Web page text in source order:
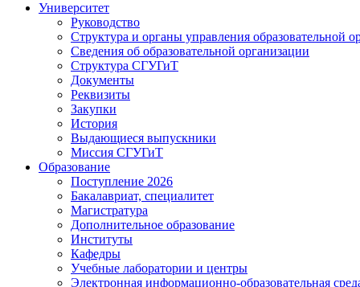
Университет
Руководство
Структура и органы управления образовательной
Сведения об образовательной организации
Структура СГУГиТ
Документы
Реквизиты
Закупки
История
Выдающиеся выпускники
Миссия СГУГиТ
Образование
Поступление 2026
Бакалавриат, специалитет
Магистратура
Дополнительное образование
Институты
Кафедры
Учебные лаборатории и центры
Электронная информационно-образовательная